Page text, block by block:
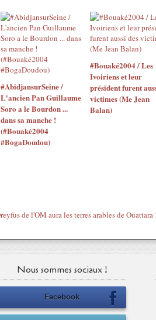
#AbidjansurSeine /
L'ancien Pan Guillaume
Soro a le Bourdon ...
dans sa manche !
(#Bouaké2004
#BogaDoudou)
#Bouaké2004 / Les
Ivoiriens et leur
président furent
victimes (Me Jean
Balan)
Nous sommes sociaux !
Facebook